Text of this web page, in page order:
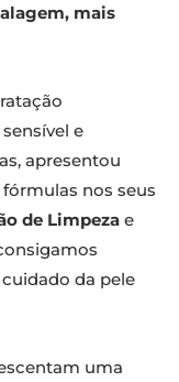
mais
e
apresentou
nos seus
de Limpeza e
da pele
uma